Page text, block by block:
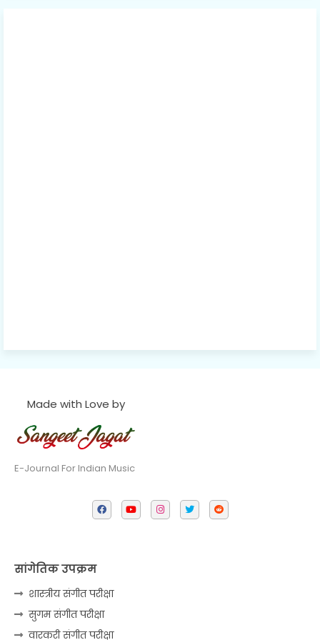
Made with Love by
E-Journal For Indian Music
सांगेतिक उपक्रम
शास्त्रीय संगीत परीक्षा
सुगम संगीत परीक्षा
वारकरी संगीत परीक्षा